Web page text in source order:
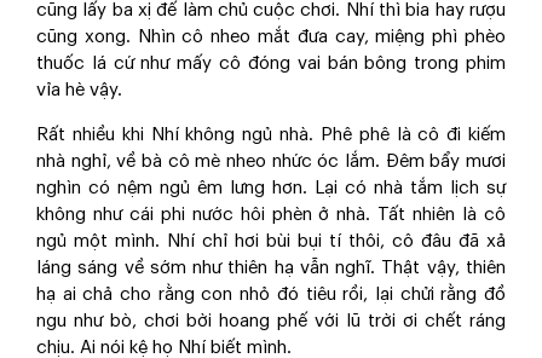
cũng lấy ba xị đế làm chủ cuộc chơi. Nhí thì bia hay rượu
cũng xong. Nhìn cô nheo mắt đưa cay, miệng phì phèo
thuốc lá cứ như mấy cô đóng vai bán bông trong phim
vỉa hè vậy.
Rất nhiều khi Nhí không ngủ nhà. Phê phê là cô đi kiếm
nhà nghỉ, về bà cô mè nheo nhức óc lắm. Đêm bẩy mươi
nghìn có nệm ngủ êm lưng hơn. Lại có nhà tắm lịch sự
không như cái phi nước hôi phèn ở nhà. Tất nhiên là cô
ngủ một mình. Nhí chỉ hơi bùi bụi tí thôi, cô đâu đã xả
láng sáng về sớm như thiên hạ vẫn nghĩ. Thật vậy, thiên
hạ ai chả cho rằng con nhỏ đó tiêu rồi, lại chửi rằng đồ
ngu như bò, chơi bời hoang phế với lũ trời ơi chết ráng
chịu. Ai nói kệ họ Nhí biết mình.